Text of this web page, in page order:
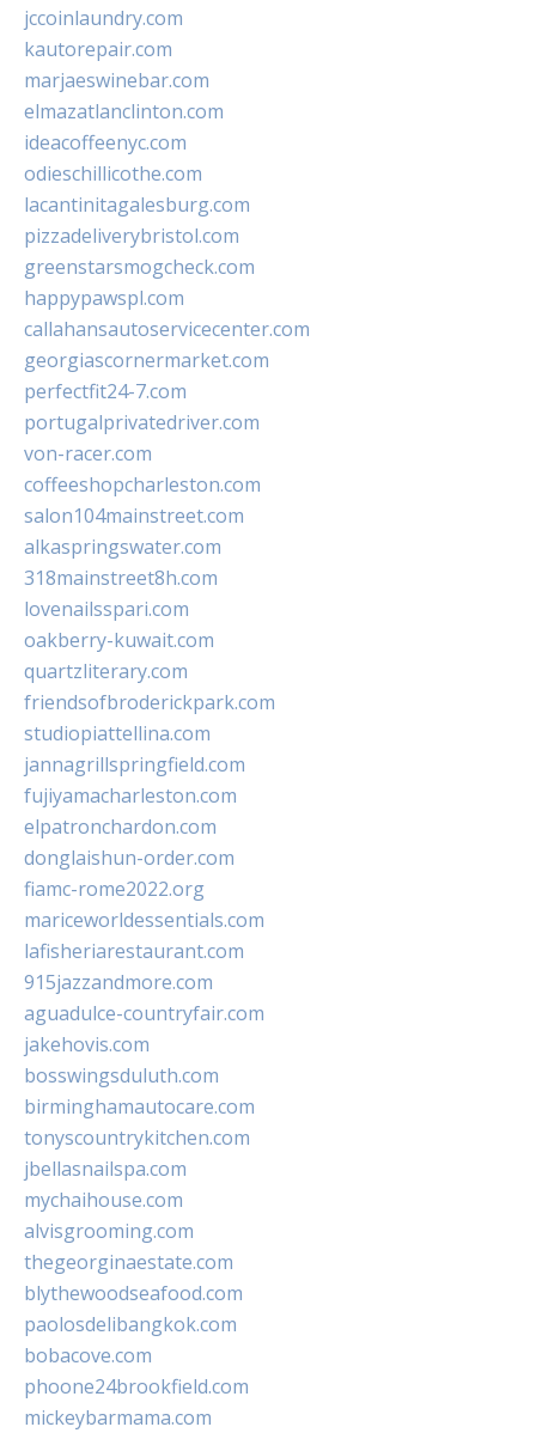
jccoinlaundry.com
kautorepair.com
marjaeswinebar.com
elmazatlanclinton.com
ideacoffeenyc.com
odieschillicothe.com
lacantinitagalesburg.com
pizzadeliverybristol.com
greenstarsmogcheck.com
happypawspl.com
callahansautoservicecenter.com
georgiascornermarket.com
perfectfit24-7.com
portugalprivatedriver.com
von-racer.com
coffeeshopcharleston.com
salon104mainstreet.com
alkaspringswater.com
318mainstreet8h.com
lovenailsspari.com
oakberry-kuwait.com
quartzliterary.com
friendsofbroderickpark.com
studiopiattellina.com
jannagrillspringfield.com
fujiyamacharleston.com
elpatronchardon.com
donglaishun-order.com
fiamc-rome2022.org
mariceworldessentials.com
lafisheriarestaurant.com
915jazzandmore.com
aguadulce-countryfair.com
jakehovis.com
bosswingsduluth.com
birminghamautocare.com
tonyscountrykitchen.com
jbellasnailspa.com
mychaihouse.com
alvisgrooming.com
thegeorginaestate.com
blythewoodseafood.com
paolosdelibangkok.com
bobacove.com
phoone24brookfield.com
mickeybarmama.com